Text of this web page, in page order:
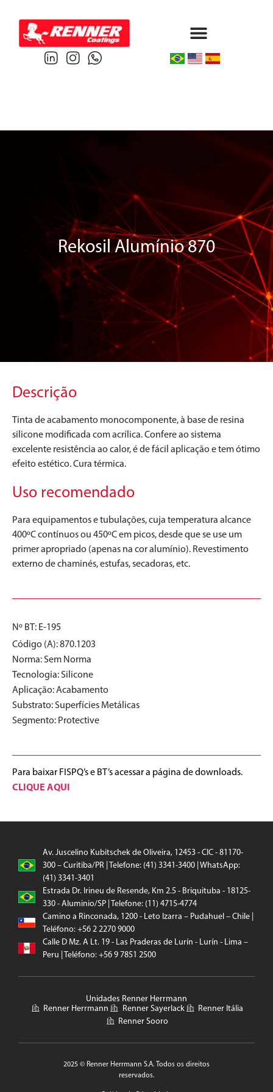
Rekosil Alumínio 870
Descrição
Tinta de acabamento monocomponente, à base de resina
silicone modificada com acrílica. Confere ao sistema
excelente resistência ao calor, é de fácil aplicação e tem ótimo
efeito estético. Cura térmica.
Uso recomendado
Para equipamentos e tubulações, cuja temperatura alcance
400ºC contínuos ou 450ºC em picos, desde que se use um
primer apropriado (apenas na cor alumínio). Revestimento
externo de chaminés, estufas, secadoras, etc.
Nº BT: E-195
Código (A): 870.1203
Norma:Sem Norma
Tecnologia:Silicone
Aplicação:Acabamento
Substrato:Superfícies Metálicas
Segmento: Protective
Para baixar FISPQ’s e BT’s acessar a página de downloads.
CLIQUE AQUI
Av. Juscelino Kubitschek de Oliveira, 12453 - CIC - 81170-
300 – Curitiba/PR | Telefone: (41) 3341-3400 | WhatsApp:
(41) 3341-3401
Estrada Dr. Irineu de Resende, Km 2.5 - Briquituba - 18125-
330 - Aluminio/SP | Telefone: (11) 4715-4774
Camino a Rinconada, 1200 - Leto Izarra – Pudahuel – Chile |
Teléfono: +56 2 2270 9000
Calle D Mz. A Lt. 19 - Las Praderas de Lurín - Lurín - Lima –
Peru | Teléfono: +56 9 7851 2500
Unidades Renner Herrmann
Renner Herrmann
Renner Sayerlack
Renner Itália
Renner Sooro
2025 © Renner Herrmann S.A. Todos os direitos
reservados.